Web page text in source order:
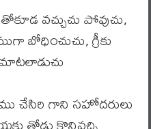
వచ్చుచు పోవుచు,
బోధించుచు, గ్రీకు
చేసిరి గాని సహోదరులు